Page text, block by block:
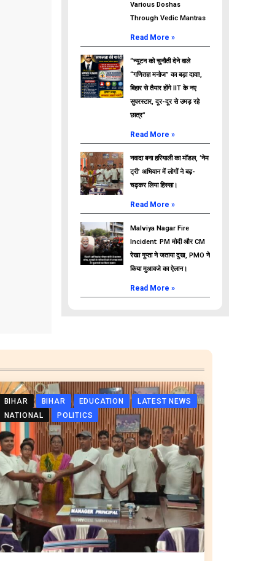
Various Doshas
Through Vedic Mantras
Read More »
“न्यूटन को चुनौती देने वाले
“गणितज्ञ मनोज” का बड़ा दावा!,
बिहार से तैयार होंगे IIT के नए
सुपरस्टार, दूर-दूर से उमड़ रहे
छात्र”
Read More »
नवादा बना हरियाली का मॉडल, ‘नेम
ट्री’ अभियान में लोगों ने बढ़-
चढ़कर लिया हिस्सा।
Read More »
Malviya Nagar Fire
Incident: PM मोदी और CM
रेखा गुप्ता ने जताया दुख, PMO ने
किया मुआवजे का ऐलान।
Read More »
BIHAR BIHAR EDUCATION
LATEST NEWS
NATIONAL
POLITICS